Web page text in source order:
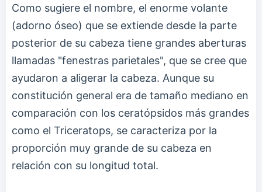
Como sugiere el nombre, el enorme volante
(adorno óseo) que se extiende desde la parte
posterior de su cabeza tiene grandes aberturas
llamadas "fenestras parietales", que se cree que
ayudaron a aligerar la cabeza. Aunque su
constitución general era de tamaño mediano en
comparación con los ceratópsidos más grandes
como el Triceratops, se caracteriza por la
proporción muy grande de su cabeza en
relación con su longitud total.